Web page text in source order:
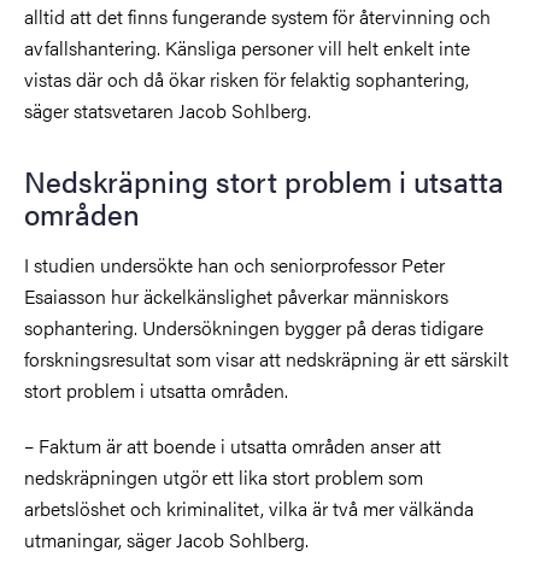
alltid att det finns fungerande system för återvinning och
avfallshantering. Känsliga personer vill helt enkelt inte
vistas där och då ökar risken för felaktig sophantering,
säger statsvetaren Jacob Sohlberg.
Nedskräpning stort problem i utsatta
områden
I studien undersökte han och seniorprofessor Peter
Esaiasson hur äckelkänslighet påverkar människors
sophantering. Undersökningen bygger på deras tidigare
forskningsresultat som visar att nedskräpning är ett särskilt
stort problem i utsatta områden.
– Faktum är att boende i utsatta områden anser att
nedskräpningen utgör ett lika stort problem som
arbetslöshet och kriminalitet, vilka är två mer välkända
utmaningar, säger Jacob Sohlberg.